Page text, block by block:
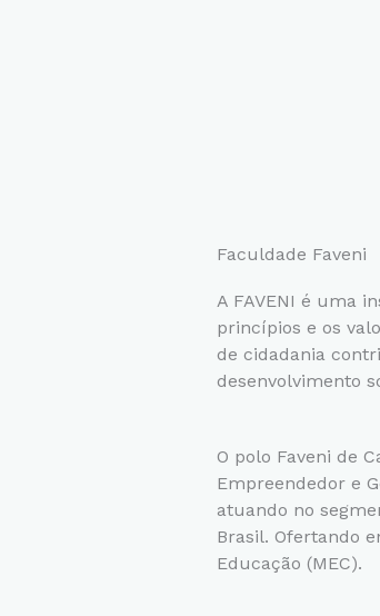
Faculdade Faveni
A FAVENI é uma
princípios e os
de cidadania
desenvolvimento
O polo Faveni de
Empreendedor e
atuando no
Brasil. Ofertando
Educação (MEC).